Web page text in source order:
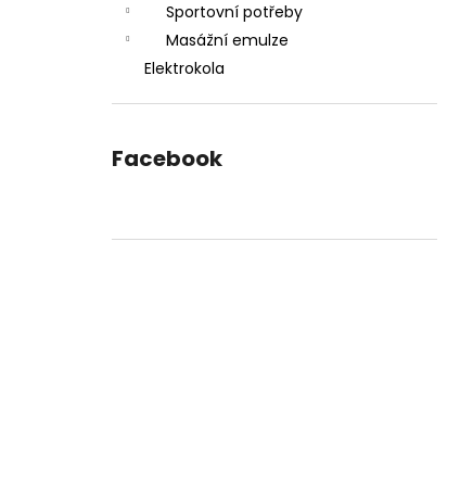
Sportovní potřeby
Masážní emulze
Elektrokola
Facebook